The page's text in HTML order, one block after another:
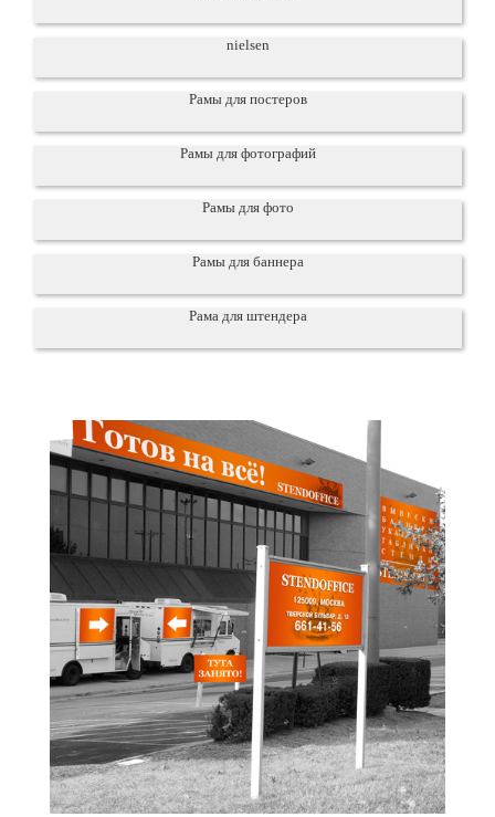
nielsen
Рамы для постеров
Рамы для фотографий
Рамы для фото
Рамы для баннера
Рама для штендера